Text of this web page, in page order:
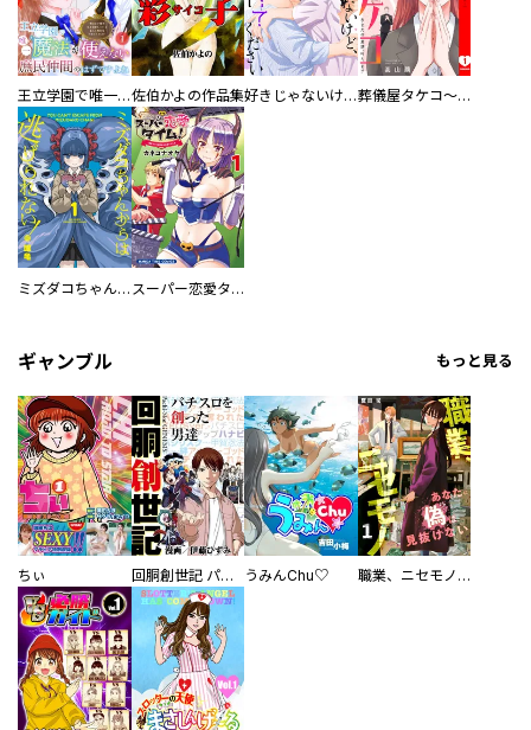
王立学園で唯一魔法が使えない庶民仲間のはずですよね～実は王子様で私を溺愛しているなんて告白はやめてください～佐伯かよの作品集 好きじゃないけど、抱いてください【電子単行本版／特典おまけ付き】 葬儀屋タケコ～あなたの最期、叶えます【電子単行本版】
ミズダコちゃんからは逃げられない！ スーパー恋愛タイム！～現場でドＳな彼女は自宅でデレる～
ギャンブル もっと見る
ちぃ 回胴創世記 パチスロを創った男達 うみんChu♡ 職業、ニセモノ～あなたに偽は見抜けない【電子単行本版】